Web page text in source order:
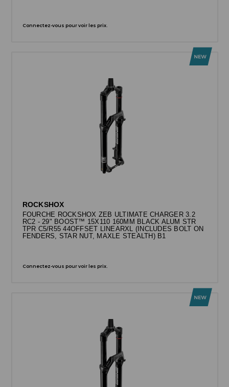
Connectez-vous pour voir les prix.
ROCKSHOX
FOURCHE ROCKSHOX ZEB ULTIMATE CHARGER 3.2
RC2 - 29" BOOST™ 15X110 160MM BLACK ALUM STR
TPR C5/R55 44OFFSET LINEARXL (INCLUDES BOLT ON
FENDERS, STAR NUT, MAXLE STEALTH) B1
Connectez-vous pour voir les prix.